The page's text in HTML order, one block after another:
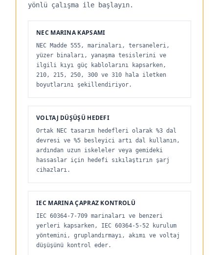
yönlü çalışma ile başlayın.
NEC MARINA KAPSAMI
NEC Madde 555, marinaları, tersaneleri,
yüzer binaları, yanaşma tesislerini ve
ilgili kıyı güç kablolarını kapsarken,
210, 215, 250, 300 ve 310 hala iletken
boyutlarını şekillendiriyor.
VOLTAJ DÜŞÜŞÜ HEDEFI
Ortak NEC tasarım hedefleri olarak %3 dal
devresi ve %5 besleyici artı dal kullanın,
ardından uzun iskeleler veya gemideki
hassaslar için hedefi sıkılaştırın şarj
cihazları.
IEC MARINA ÇAPRAZ KONTROLÜ
IEC 60364-7-709 marinaları ve benzeri
yerleri kapsarken, IEC 60364-5-52 kurulum
yöntemini, gruplandırmayı, akımı ve voltaj
düşüşünü kontrol eder.